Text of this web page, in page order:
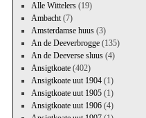
Alle Wittelers(19)
Ambacht(7)
Amsterdamse huus(3)
An de Deeverbrogge(135)
An de Deeverse sluus(4)
Ansigtkoate(402)
Ansigtkoate uut 1904(1)
Ansigtkoate uut 1905(1)
Ansigtkoate uut 1906(4)